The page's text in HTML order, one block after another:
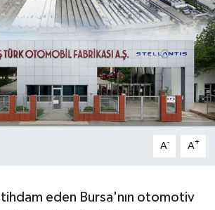
A- A+
eden Bursa'nın otomotiv